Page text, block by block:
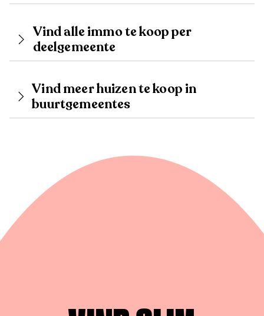
Vind alle immo te koop per
deelgemeente
Vind meer huizen te koop in
buurtgemeentes